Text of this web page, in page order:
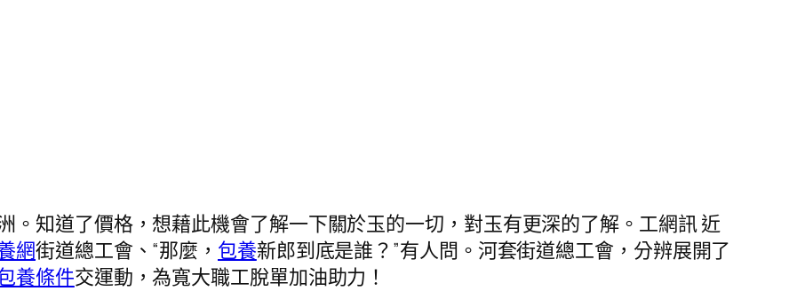
。知道了價格，想藉此機會了解一下關於玉的一切，對玉有更深的了解。工網訊 近
網街道總工會、“那麼， 包養新郎到底是誰？”有人問。河套街道總工會，分辨展開了
養條件交運動，為寬大職工脫單加油助力！